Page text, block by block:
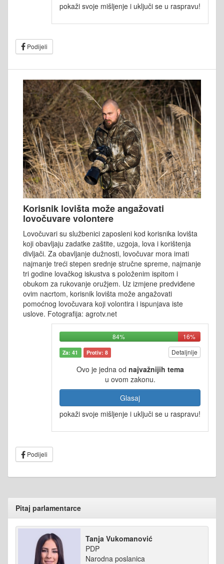
pokaži svoje mišljenje i uključi se u raspravu!
Podijeli
Korisnik lovišta može angažovati
lovočuvare volontere
Lovočuvari su službenici zaposleni kod korisnika lovišta
koji obavljaju zadatke zaštite, uzgoja, lova i korištenja
divljači. Za obavljanje dužnosti, lovočuvar mora imati
najmanje treći stepen srednje stručne spreme, najmanje
tri godine lovačkog iskustva s položenim ispitom i
obukom za rukovanje oružjem. Uz izmjene predviđene
ovim nacrtom, korisnik lovišta može angažovati
pomoćnog lovočuvara koji volontira i ispunjava iste
uslove. Fotografija: agrotv.net
84% 16%
Za: 41 Protiv: 8 Detaljnije
Ovo je jedna od najvažnijih tema
u ovom zakonu.
Glasaj
pokaži svoje mišljenje i uključi se u raspravu!
Podijeli
Pitaj parlamentarce
Tanja Vukomanović
PDP
Narodna poslanica